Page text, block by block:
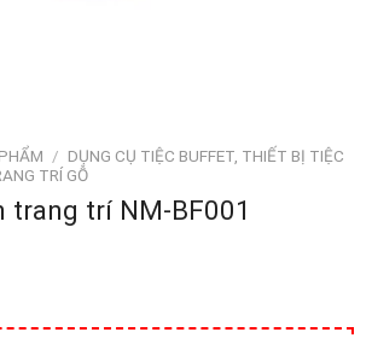
/ DỤNG CỤ TIỆC BUFFET, THIẾT BỊ TIỆC
TRÍ GỖ
trang trí NM-BF001